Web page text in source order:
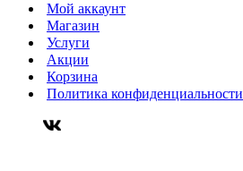
Мой аккаунт
Магазин
Услуги
Акции
Корзина
Политика конфиденциальности